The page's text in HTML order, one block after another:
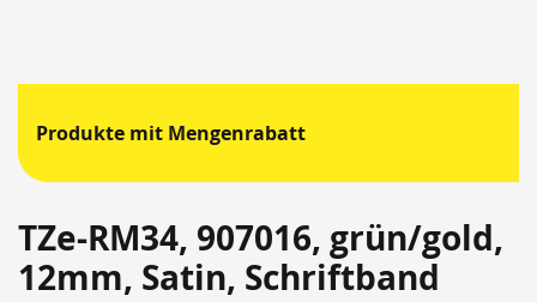
Produkte mit Mengenrabatt
TZe-RM34, 907016, grün/gold,
12mm, Satin, Schriftband